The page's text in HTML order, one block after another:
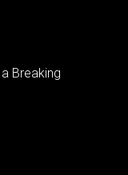
Breaking